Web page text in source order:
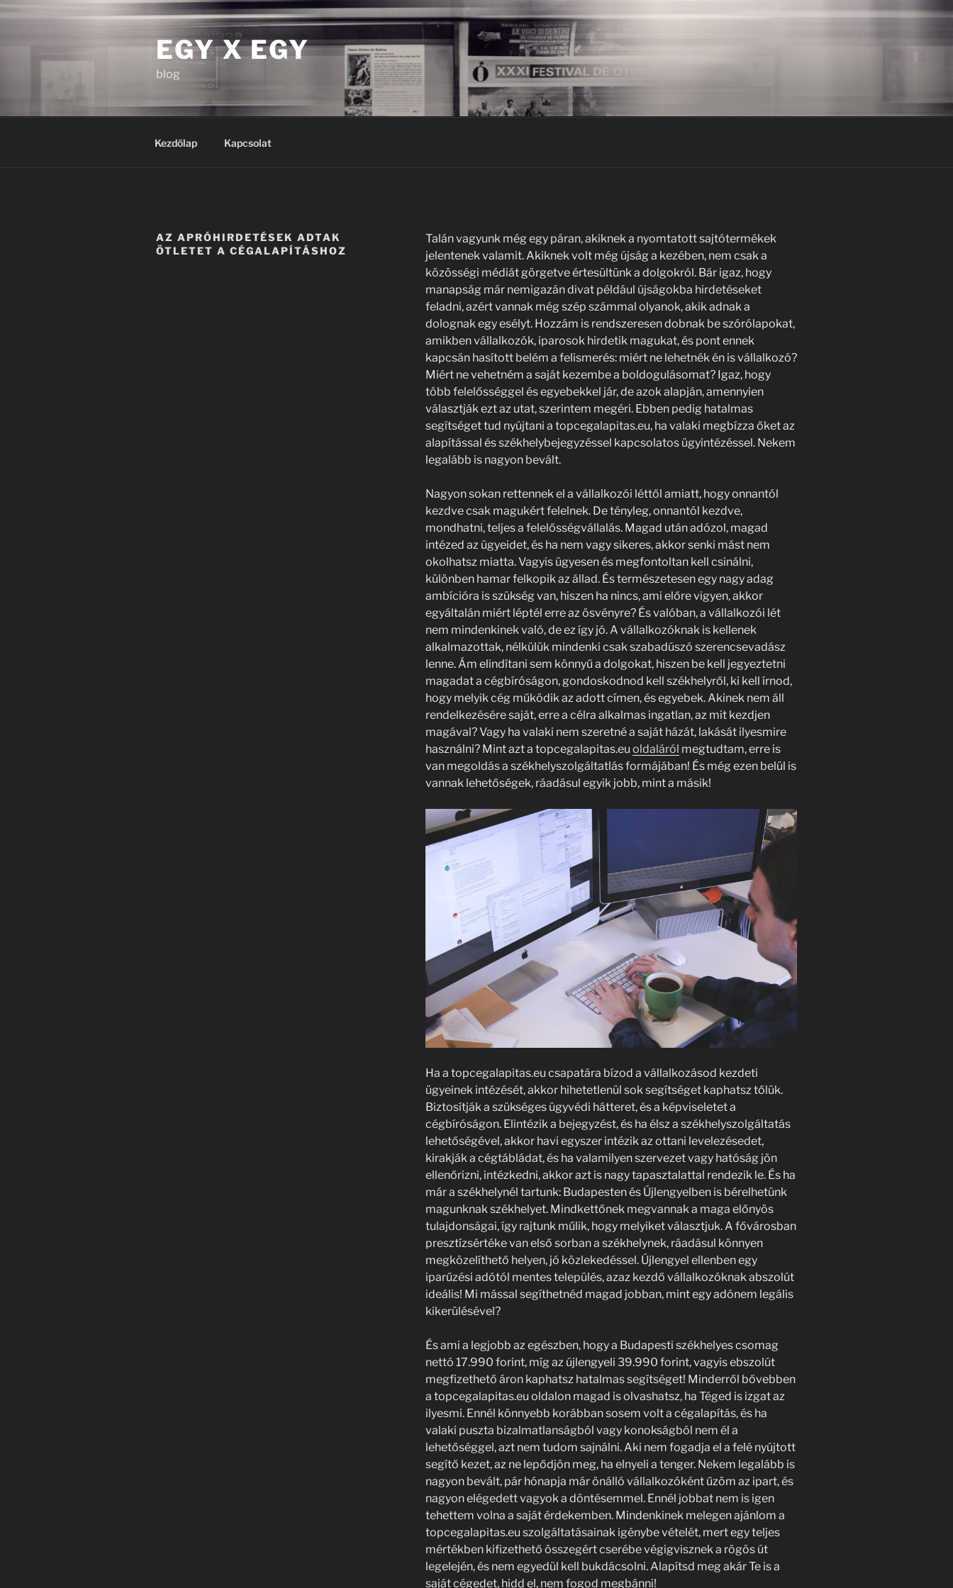
Tartalomhoz
EGY X EGY
blog
Kezdőlap Kapcsolat
AZ APRÓHIRDETÉSEK ADTAK
ÖTLETET A CÉGALAPÍTÁSHOZ
Talán vagyunk még egy páran, akiknek a nyomtatott sajtótermékek
jelentenek valamit. Akiknek volt még újság a kezében, nem csak a
közösségi médiát görgetve értesültünk a dolgokról. Bár igaz, hogy
manapság már nemigazán divat például újságokba hirdetéseket
feladni, azért vannak még szép számmal olyanok, akik adnak a
dolognak egy esélyt. Hozzám is rendszeresen dobnak be szórólapokat,
amikben vállalkozók, iparosok hirdetik magukat, és pont ennek
kapcsán hasított belém a felismerés: miért ne lehetnék én is vállalkozó?
Miért ne vehetném a saját kezembe a boldogulásomat? Igaz, hogy
több felelősséggel és egyebekkel jár, de azok alapján, amennyien
választják ezt az utat, szerintem megéri. Ebben pedig hatalmas
segítséget tud nyújtani a topcegalapitas.eu, ha valaki megbízza őket az
alapítással és székhelybejegyzéssel kapcsolatos ügyintézéssel. Nekem
legalább is nagyon bevált.
Nagyon sokan rettennek el a vállalkozói léttől amiatt, hogy onnantól
kezdve csak magukért felelnek. De tényleg, onnantól kezdve,
mondhatni, teljes a felelősségvállalás. Magad után adózol, magad
intézed az ügyeidet, és ha nem vagy sikeres, akkor senki mást nem
okolhatsz miatta. Vagyis ügyesen és megfontoltan kell csinálni,
különben hamar felkopik az állad. És természetesen egy nagy adag
ambícióra is szükség van, hiszen ha nincs, ami előre vigyen, akkor
egyáltalán miért léptél erre az ösvényre? És valóban, a vállalkozói lét
nem mindenkinek való, de ez így jó. A vállalkozóknak is kellenek
alkalmazottak, nélkülük mindenki csak szabadúszó szerencsevadász
lenne. Ám elindítani sem könnyű a dolgokat, hiszen be kell jegyeztetni
magadat a cégbíróságon, gondoskodnod kell székhelyről, ki kell írnod,
hogy melyik cég működik az adott címen, és egyebek. Akinek nem áll
rendelkezésére saját, erre a célra alkalmas ingatlan, az mit kezdjen
magával? Vagy ha valaki nem szeretné a saját házát, lakását ilyesmire
használni? Mint azt a topcegalapitas.eu oldaláról megtudtam, erre is
van megoldás a székhelyszolgáltatlás formájában! És még ezen belül is
vannak lehetőségek, ráadásul egyik jobb, mint a másik!
Ha a topcegalapitas.eu csapatára bízod a vállalkozásod kezdeti
ügyeinek intézését, akkor hihetetlenül sok segítséget kaphatsz tőlük.
Biztosítják a szükséges ügyvédi hátteret, és a képviseletet a
cégbíróságon. Elintézik a bejegyzést, és ha élsz a székhelyszolgáltatás
lehetőségével, akkor havi egyszer intézik az ottani levelezésedet,
kirakják a cégtábládat, és ha valamilyen szervezet vagy hatóság jön
ellenőrizni, intézkedni, akkor azt is nagy tapasztalattal rendezik le. És ha
már a székhelynél tartunk: Budapesten és Újlengyelben is bérelhetünk
magunknak székhelyet. Mindkettőnek megvannak a maga előnyös
tulajdonságai, így rajtunk műlik, hogy melyiket választjuk. A fővárosban
presztízsértéke van első sorban a székhelynek, ráadásul könnyen
megközelíthető helyen, jó közlekedéssel. Újlengyel ellenben egy
iparűzési adótól mentes település, azaz kezdő vállalkozóknak abszolút
ideális! Mi mással segíthetnéd magad jobban, mint egy adónem legális
kikerülésével?
És ami a legjobb az egészben, hogy a Budapesti székhelyes csomag
nettó 17.990 forint, míg az újlengyeli 39.990 forint, vagyis ebszolút
megfizethető áron kaphatsz hatalmas segítséget! Minderről bővebben
a topcegalapitas.eu oldalon magad is olvashatsz, ha Téged is izgat az
ilyesmi. Ennél könnyebb korábban sosem volt a cégalapítás, és ha
valaki puszta bizalmatlanságból vagy konokságból nem él a
lehetőséggel, azt nem tudom sajnálni. Aki nem fogadja el a felé nyújtott
segítő kezet, az ne lepődjön meg, ha elnyeli a tenger. Nekem legalább is
nagyon bevált, pár hónapja már önálló vállalkozóként űzöm az ipart, és
nagyon elégedett vagyok a döntésemmel. Ennél jobbat nem is igen
tehettem volna a saját érdekemben. Mindenkinek melegen ajánlom a
topcegalapitas.eu szolgáltatásainak igénybe vételét, mert egy teljes
mértékben kifizethető összegért cserébe végigvisznek a rögös út
legelején, és nem egyedül kell bukdácsolni. Alapítsd meg akár Te is a
saját cégedet, hidd el, nem fogod megbánni!